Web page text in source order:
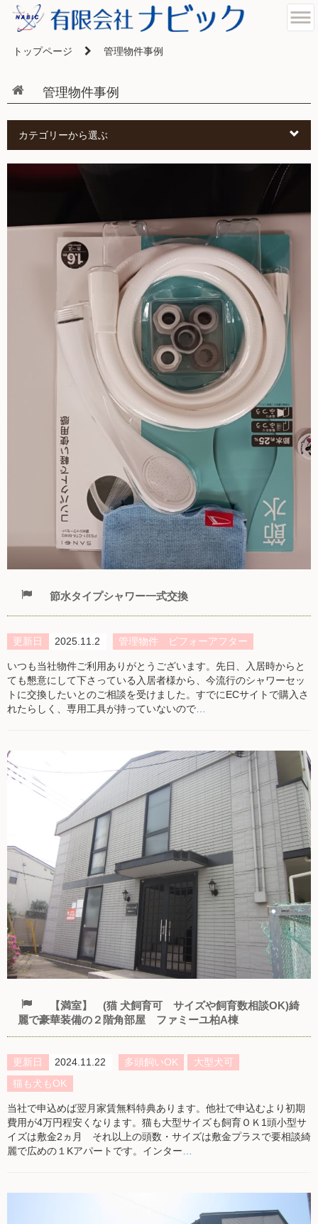
トップページ 管理物件事例
管理物件事例
カテゴリーから選ぶ
節水タイプシャワー一式交換
更新日 2025.11.2 管理物件 ビフォーアフター
いつも当社物件ご利用ありがとうございます。先日、入居時からと
ても懇意にして下さっている入居者様から、今流行のシャワーセッ
トに交換したいとのご相談を受けました。すでにECサイトで購入さ
れたらしく、専用工具が持っていないので
【満室】 (猫 犬飼育可 サイズや飼育数相談OK)綺
麗で豪華装備の２階角部屋 ファミーユ柏A棟
更新日 2024.11.22 多頭飼いOK
大型犬可
猫も犬もOK
当社で申込めば翌月家賃無料特典あります。他社で申込むより初期
費用が4万円程安くなります。猫も大型サイズも飼育ＯＫ1頭小型サ
イズは敷金2ヵ月 それ以上の頭数・サイズは敷金プラスで要相談綺
麗で広めの１Kアパートです。インター